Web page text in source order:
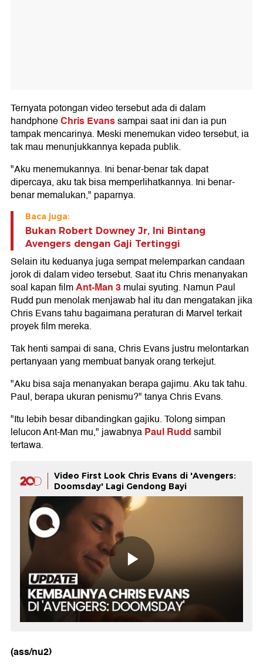
Ternyata potongan video tersebut ada di dalam
handphoneChris Evanssampai saat ini dan ia pun
tampak mencarinya. Meski menemukan video tersebut, ia
tak mau menunjukkannya kepada publik.
"Aku menemukannya. Ini benar-benar tak dapat
dipercaya, aku tak bisa memperlihatkannya. Ini benar-
benar memalukan," paparnya.
Baca juga:
Bukan Robert Downey Jr, Ini Bintang
Avengers dengan Gaji Tertinggi
Selain itu keduanya juga sempat melemparkan candaan
jorok di dalam video tersebut. Saat itu Chris menanyakan
soal kapan filmAnt-Man 3mulai syuting. Namun Paul
Rudd pun menolak menjawab hal itu dan mengatakan jika
Chris Evans tahu bagaimana peraturan di Marvel terkait
proyek film mereka.
Tak henti sampai di sana, Chris Evans justru melontarkan
pertanyaan yang membuat banyak orang terkejut.
"Aku bisa saja menanyakan berapa gajimu. Aku tak tahu.
Paul, berapa ukuran penismu?" tanya Chris Evans.
"Itu lebih besar dibandingkan gajiku. Tolong simpan
lelucon Ant-Man mu," jawabnyaPaul Ruddsambil
tertawa.
Video First Look Chris Evans di 'Avengers:
Doomsday' Lagi Gendong Bayi
(ass/nu2)